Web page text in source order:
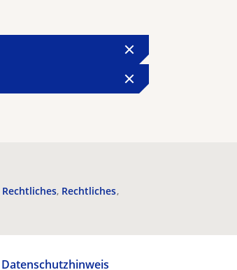
Rechtliches Rechtliches
Datenschutzhinweis